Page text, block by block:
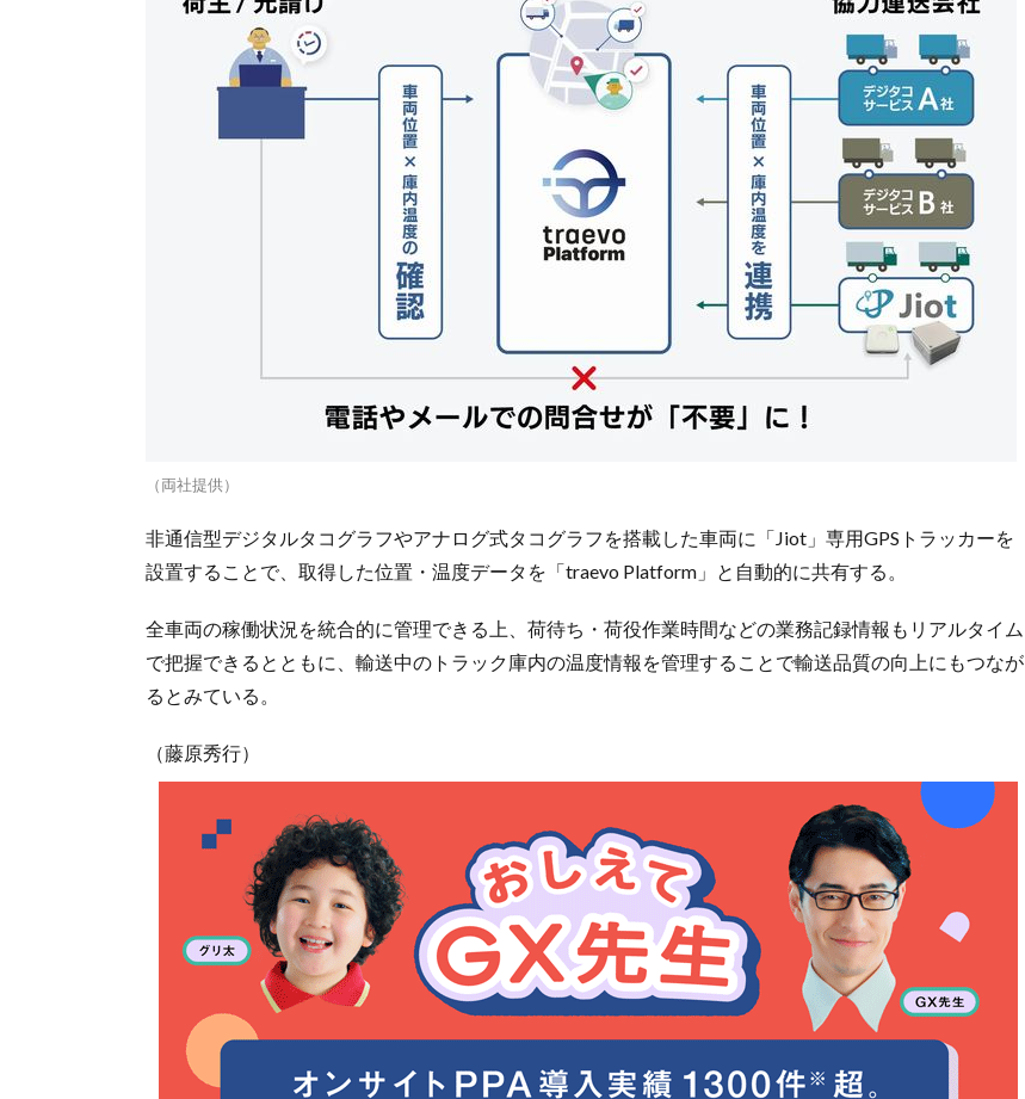
（両社提供）
非通信型デジタルタコグラフやアナログ式タコグラフを搭載した車両に「Jiot」専用GPSトラッカーを
設置することで、取得した位置・温度データを「traevo Platform」と自動的に共有する。
全車両の稼働状況を統合的に管理できる上、荷待ち・荷役作業時間などの業務記録情報もリアルタイム
で把握できるとともに、輸送中のトラック庫内の温度情報を管理することで輸送品質の向上にもつなが
るとみている。
（藤原秀行）